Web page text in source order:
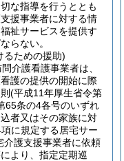
な指導を行うととも
援事業者に対する情
祉サービスを提供す
らない。
るための援助)
介護看護事業者は、
護の提供の開始に際
(平成11年厚生省令第
65条の4各号のいずれ
者又はその家族に対
に規定する居宅サー
介護支援事業者に依頼
より、指定定期巡